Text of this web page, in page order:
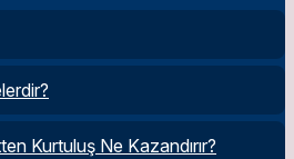
Kurtuluş Ne Kazandırır?